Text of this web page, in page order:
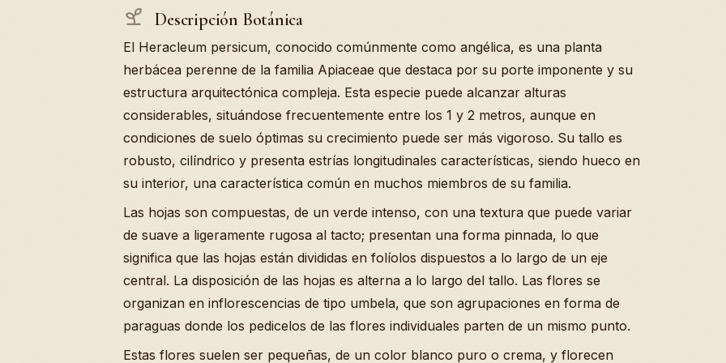
Descripción Botánica
El Heracleum persicum, conocido comúnmente como angélica, es una planta
herbácea perenne de la familia Apiaceae que destaca por su porte imponente y su
estructura arquitectónica compleja. Esta especie puede alcanzar alturas
considerables, situándose frecuentemente entre los 1 y 2 metros, aunque en
condiciones de suelo óptimas su crecimiento puede ser más vigoroso. Su tallo es
robusto, cilíndrico y presenta estrías longitudinales características, siendo hueco en
su interior, una característica común en muchos miembros de su familia.
Las hojas son compuestas, de un verde intenso, con una textura que puede variar
de suave a ligeramente rugosa al tacto; presentan una forma pinnada, lo que
significa que las hojas están divididas en folíolos dispuestos a lo largo de un eje
central. La disposición de las hojas es alterna a lo largo del tallo. Las flores se
organizan en inflorescencias de tipo umbela, que son agrupaciones en forma de
paraguas donde los pedicelos de las flores individuales parten de un mismo punto.
Estas flores suelen ser pequeñas, de un color blanco puro o crema, y florecen